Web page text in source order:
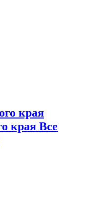
края Все